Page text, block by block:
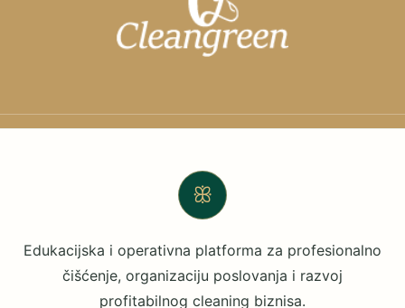
ꕥ
Edukacijska i operativna platforma za profesionalno
čišćenje, organizaciju poslovanja i razvoj
profitabilnog cleaning biznisa.